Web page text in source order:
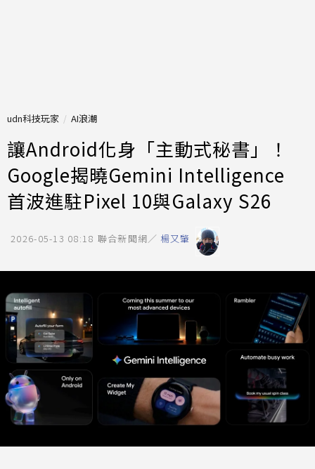
udn科技玩家 AI浪潮
讓Android化身「主動式秘書」！
Google揭曉Gemini Intelligence
首波進駐Pixel 10與Galaxy S26
2026-05-13 08:18 聯合新聞網／ 楊又肇